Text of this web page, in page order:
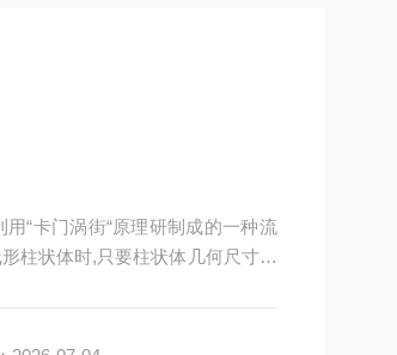
“卡门涡街“原理研制成的一种流
柱状体时,只要柱状体几何尺寸适